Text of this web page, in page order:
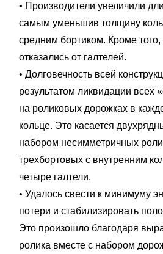
• Производители увеличили
самым уменьшив толщину
средним бортиком. Кроме того,
отказались от галтелей.
• Долговечность всей
результатом ликвидации всех
на роликовых дорожках в
кольце. Это касается
набором несимметричных
трехбортовых с внутренним
четыре галтели.
• Удалось свести к минимуму
потери и стабилизировать
Это произошло благодаря
ролика вместе с набором